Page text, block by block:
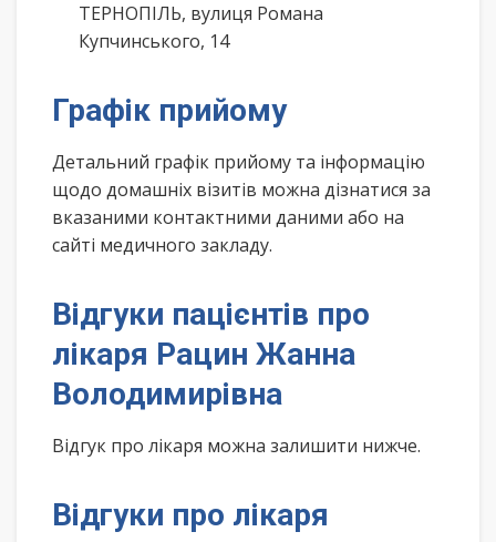
ТЕРНОПІЛЬ, вулиця Романа
Купчинського, 14
Графік прийому
Детальний графік прийому та інформацію
щодо домашніх візитів можна дізнатися за
вказаними контактними даними або на
сайті медичного закладу.
Відгуки пацієнтів про
лікаря Рацин Жанна
Володимирівна
Відгук про лікаря можна залишити нижче.
Відгуки про лікаря